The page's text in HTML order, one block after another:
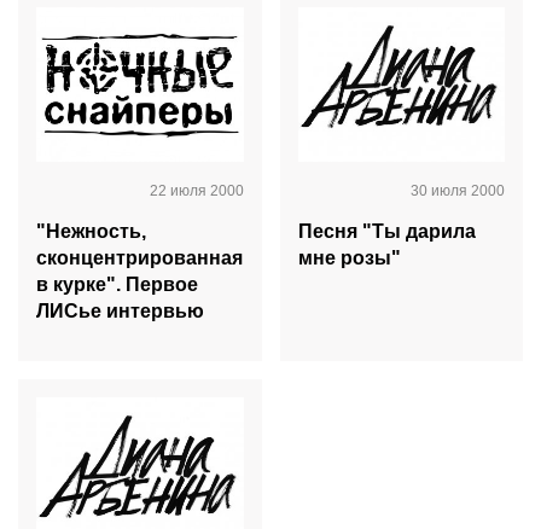
22 июля 2000
"Нежность,
сконцентрированная
в курке". Первое
ЛИСье интервью
30 июля 2000
Песня "Ты дарила
мне розы"